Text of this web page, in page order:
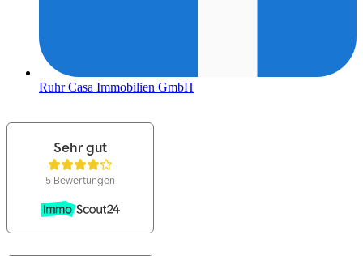
Ruhr Casa Immobilien GmbH